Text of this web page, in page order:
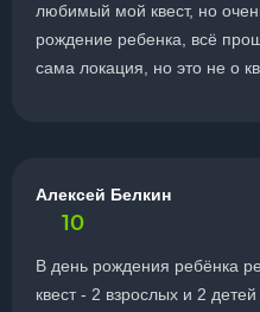
любимый мой квест, но
рождение ребенка, всё
сама локация, но это не о
Алексей Белкин
10
В день рождения ребёнка
квест - 2 взрослых и 2